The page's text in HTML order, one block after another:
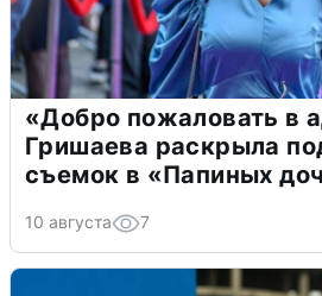
«Добро пожаловать в
Гришаева раскрыла
съемок в «Папиных
10 августа 7